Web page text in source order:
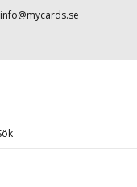
info@mycards.se